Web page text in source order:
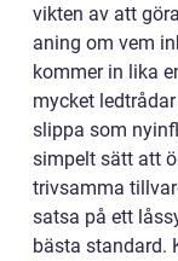
vikten av att
aning om vem
kommer in lika
mycket
slippa som
simpelt sätt att
trivsamma
satsa på ett
bästa standard.